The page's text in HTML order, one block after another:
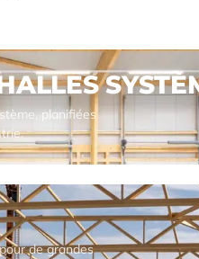
planifiées
de grandes